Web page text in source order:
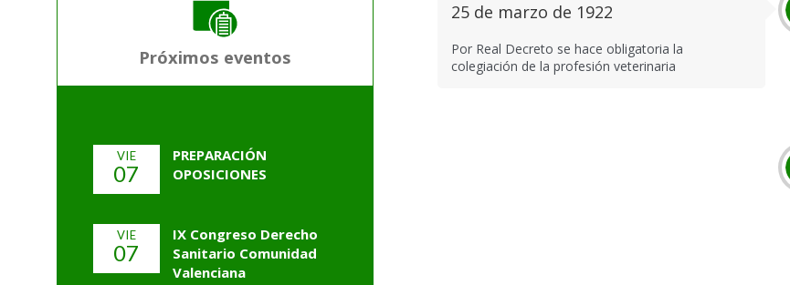
Próximos eventos
VIE
07
PREPARACIÓN
OPOSICIONES
VIE
07
IX Congreso Derecho
Sanitario Comunidad
Valenciana
25 de marzo de 1922
Por Real Decreto se hace obligatoria la
colegiación de la profesión veterinaria